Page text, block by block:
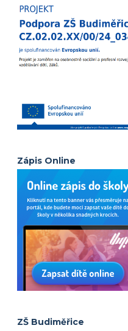
Zápis Online
ZŠ Budiměřice